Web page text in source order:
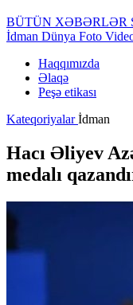
BÜTÜN XƏBƏRLƏR
İdman Dünya Foto
Haqqımızda
Əlaqə
Peşə etikası
Kateqoriyalarİdman
Hacı Əliyev
medalı